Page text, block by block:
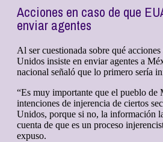
Acciones en caso de que
enviar agentes
Al ser cuestionada sobre qué
Unidos insiste en enviar agentes a
nacional señaló que lo primero sería
“Es muy importante que el pueblo de
intenciones de injerencia de ciertos
Unidos, porque si no, la información
cuenta de que es un proceso
expuso.